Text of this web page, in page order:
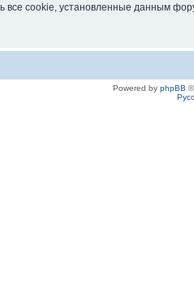
все cookie, установленные данным
Powered by phpBB